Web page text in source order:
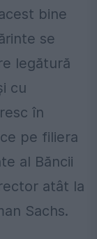
bine
se
legătură
cu
în
pe filiera
al Băncii
atât la
Sachs.